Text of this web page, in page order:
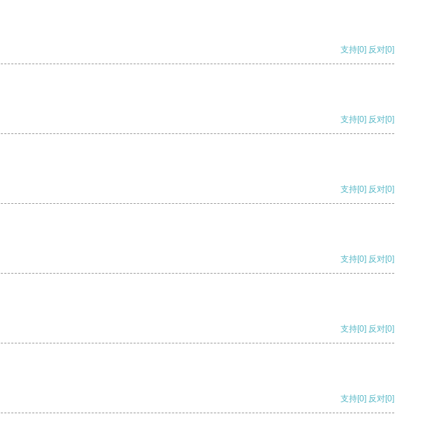
支持[0] 反对[0]
支持[0] 反对[0]
支持[0] 反对[0]
支持[0] 反对[0]
支持[0] 反对[0]
支持[0] 反对[0]